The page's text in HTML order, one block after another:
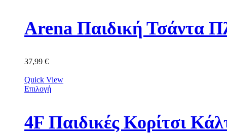
Arena Παιδική Τσάντα
37,99 €
Quick View
Επιλογή